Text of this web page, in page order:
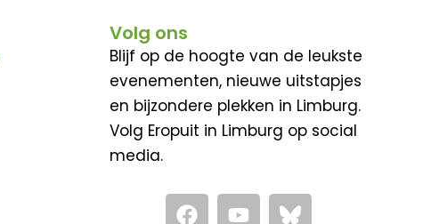
Volg ons
Blijf op de hoogte van de leukste
evenementen, nieuwe uitstapjes
en bijzondere plekken in Limburg.
Volg Eropuit in Limburg op social
media.
F Y